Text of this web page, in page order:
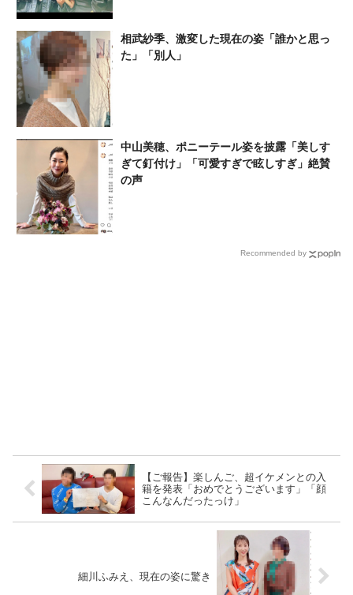
相武紗季、激変した現在の姿「誰かと思っ
た」「別人」
中山美穂、ポニーテール姿を披露「美しす
ぎて釘付け」「可愛すぎで眩しすぎ」絶賛
の声
Recommended by
【ご報告】楽しんご、超イケメンとの入
籍を発表「おめでとうございます」「顔
こんなんだったっけ」
細川ふみえ、現在の姿に驚き